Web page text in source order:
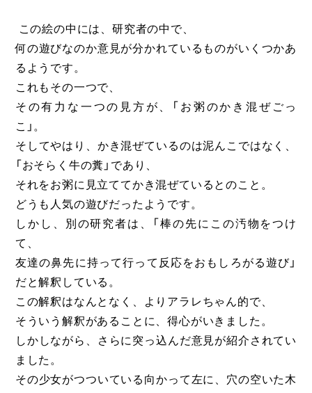
この絵の中には、研究者の中で、
何の遊びなのか意見が分かれているものがいくつかあ
るようです。
これもその一つで、
その有力な一つの見方が、「お粥のかき混ぜごっ
こ」。
そしてやはり、かき混ぜているのは泥んこではなく、
「おそらく牛の糞」であり、
それをお粥に見立ててかき混ぜているとのこと。
どうも人気の遊びだったようです。
しかし、別の研究者は、「棒の先にこの汚物をつけ
て、
友達の鼻先に持って行って反応をおもしろがる遊び」
だと解釈している。
この解釈はなんとなく、よりアラレちゃん的で、
そういう解釈があることに、得心がいきました。
しかしながら、さらに突っ込んだ意見が紹介されてい
ました。
その少女がつついている向かって左に、穴の空いた木